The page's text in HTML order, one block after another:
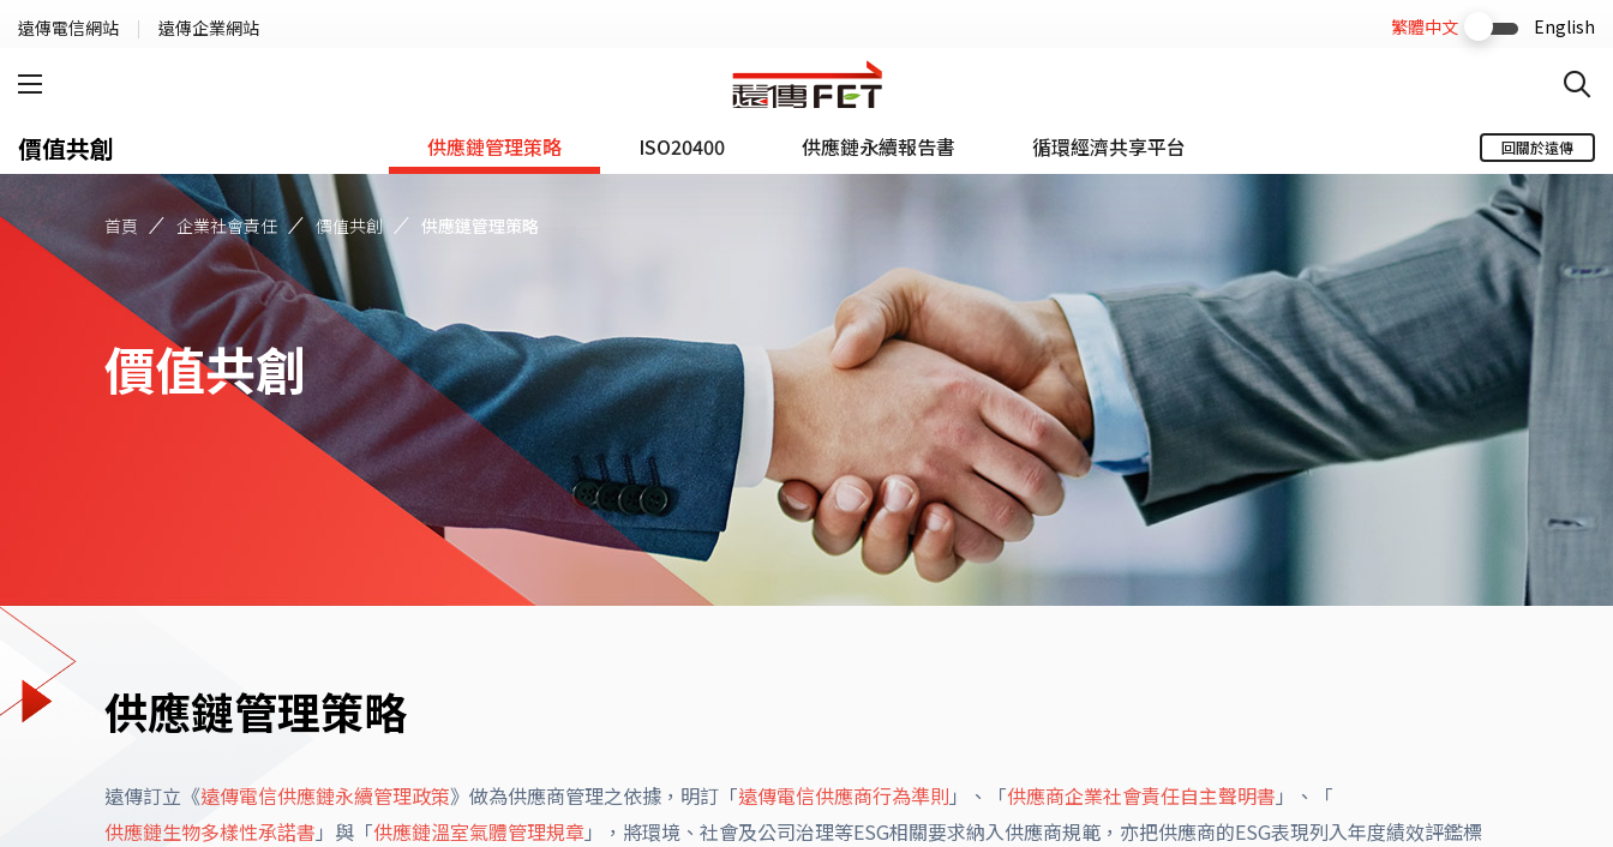
遠傳電信網站 遠傳企業網站 繁體中文 English
價值共創 供應鏈管理策略 ISO20400 供應鏈永續報告書 循環經濟共享平台 回關於遠傳
首頁 企業社會責任 價值共創 供應鏈管理策略
價值共創
供應鏈管理策略
遠傳訂立《遠傳電信供應鏈永續管理政策》做為供應商管理之依據，明訂「遠傳電信供應商行為準則 」、「供應商企業社會責任自主聲明書 」、「
供應鏈生物多樣性承諾書 」與「供應鏈溫室氣體管理規章」，將環境、社會及公司治理等ESG相關要求納入供應商規範，亦把供應商的ESG表現列入年度績效評鑑標